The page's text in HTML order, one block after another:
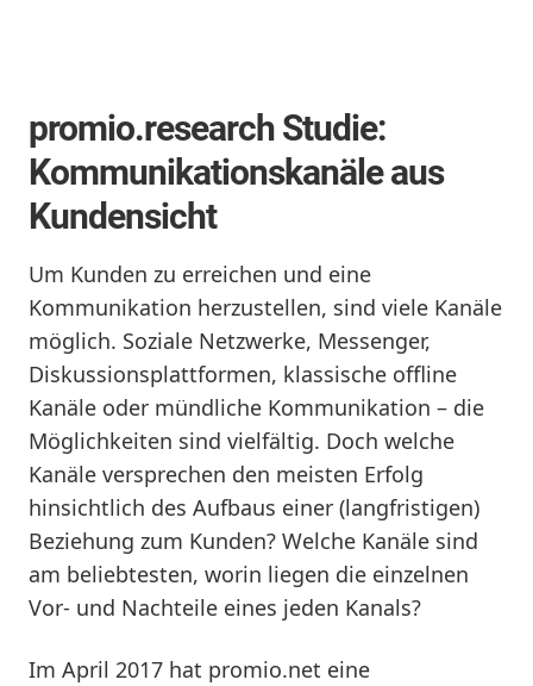
promio.research Studie:
Kommunikationskanäle aus
Kundensicht
Um Kunden zu erreichen und eine
Kommunikation herzustellen, sind viele Kanäle
möglich. Soziale Netzwerke, Messenger,
Diskussionsplattformen, klassische offline
Kanäle oder mündliche Kommunikation – die
Möglichkeiten sind vielfältig. Doch welche
Kanäle versprechen den meisten Erfolg
hinsichtlich des Aufbaus einer (langfristigen)
Beziehung zum Kunden? Welche Kanäle sind
am beliebtesten, worin liegen die einzelnen
Vor- und Nachteile eines jeden Kanals?
Im April 2017 hat promio.net eine